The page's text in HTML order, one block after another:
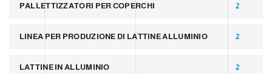
PALLETTIZZATORI PER COPERCHI 2
LINEA PER PRODUZIONE DI LATTINE ALLUMINIO 2
LATTINE IN ALLUMINIO 2